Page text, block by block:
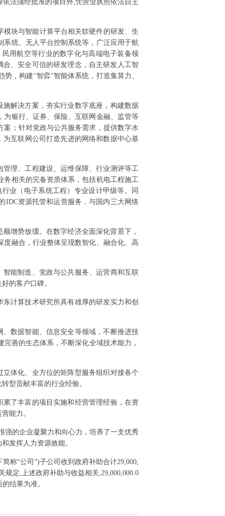
法须经批准的项目外,凭营业执照依法自主
块与智能计算平台相关软硬件的研发、生
统、无人平台控制系统等，广泛应用于航
用航空等行业的数字化与高端电子装备领
、安全可信的研发理念，自主研发人工智
，构建“智弈”智能体系统，打造集算力、
解决方案，夯实行业数字底座，构建数据
银行、证券、保险、互联网金融、监管等
；针对党政与公共服务需求，提供数字水
互联网公司打造先进的网络和数据中心基
理、工程建设、运维保障、行业测评等工
相关的完备资质体系，包括机电工程施工
业（电子系统工程）专业设计甲级等。同
IDC资源托管和运营服务，与国内三大网络
增势放缓。在数字经济全面深化背景下，
融合，行业整体呈现数智化、融合化、高
能制造、党政与公共服务、运营商和互联
的客户口碑。
计算技术研究所具有雄厚的研发实力和创
数据智能、信息安全等领域，不断推进技
善的生态体系，不断深化全域技术能力，
体化、全方位的矩阵型服务组织对接各个
型贡献丰富的行业经验。
了丰富的项目实施和经营管理经验，在资
能力。
强的企业凝聚力和向心力，培养了一支优秀
发挥人力资源效能。
称“公司”)子公司收到政府补助合计29,000,
定,上述政府补助与收益相关,29,000,000.0
结果为准。